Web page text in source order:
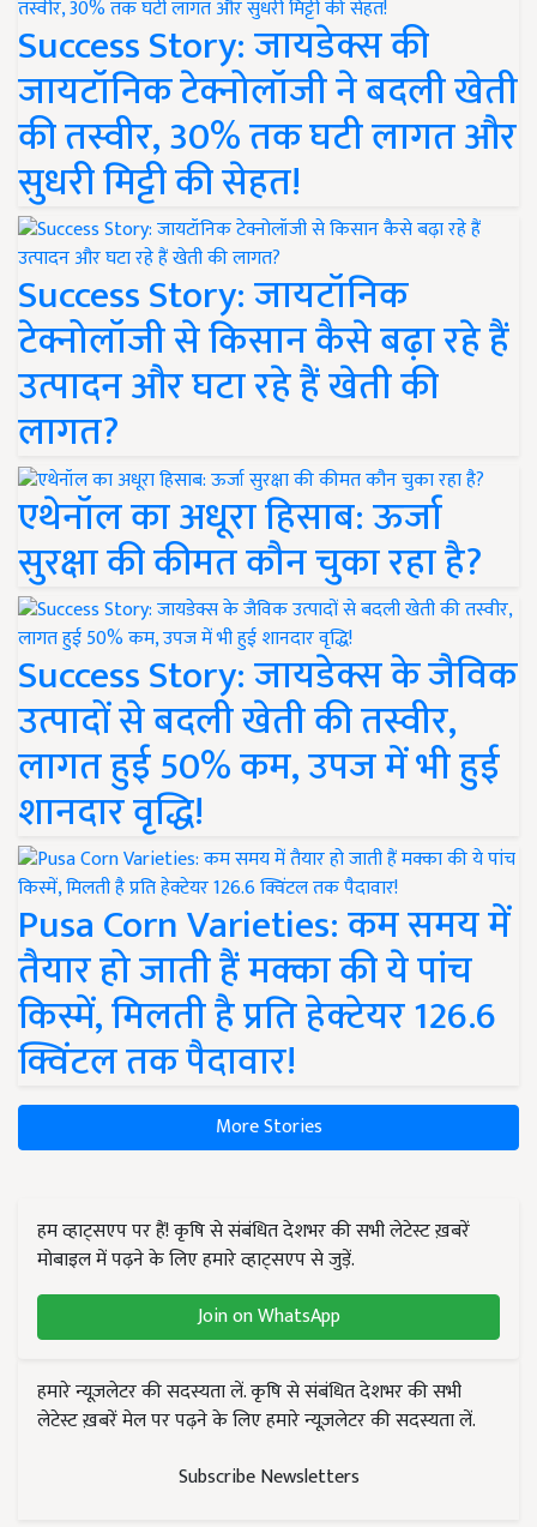
Success Story: जायडेक्स की
जायटॉनिक टेक्नोलॉजी ने बदली खेती
की तस्वीर, 30% तक घटी लागत और
सुधरी मिट्टी की सेहत!
Success Story: जायटॉनिक
टेक्नोलॉजी से किसान कैसे बढ़ा रहे हैं
उत्पादन और घटा रहे हैं खेती की
लागत?
एथेनॉल का अधूरा हिसाब: ऊर्जा
सुरक्षा की कीमत कौन चुका रहा है?
Success Story: जायडेक्स के जैविक
उत्पादों से बदली खेती की तस्वीर,
लागत हुई 50% कम, उपज में भी हुई
शानदार वृद्धि!
Pusa Corn Varieties: कम समय में
तैयार हो जाती हैं मक्का की ये पांच
किस्में, मिलती है प्रति हेक्टेयर 126.6
क्विंटल तक पैदावार!
More Stories
हम व्हाट्सएप पर हैं! कृषि से संबंधित देशभर की सभी लेटेस्ट ख़बरें
मोबाइल में पढ़ने के लिए हमारे व्हाट्सएप से जुड़ें.
Join on WhatsApp
हमारे न्यूज़लेटर की सदस्यता लें. कृषि से संबंधित देशभर की सभी
लेटेस्ट ख़बरें मेल पर पढ़ने के लिए हमारे न्यूज़लेटर की सदस्यता लें.
Subscribe Newsletters